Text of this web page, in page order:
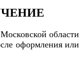
области
оформления или